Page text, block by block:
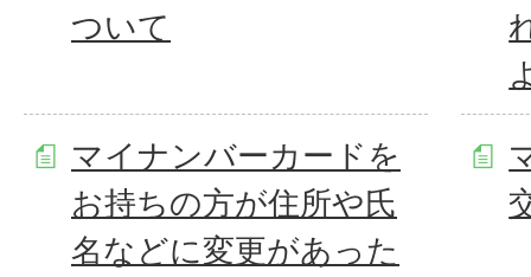
ついて
マイナンバーカードを
お持ちの方が住所や氏
名などに変更があった